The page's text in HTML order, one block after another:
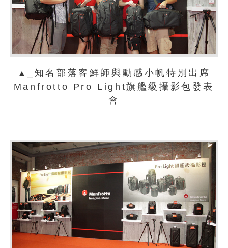
▲
_知名部落客鮮師與動感小帆特別出席
Manfrotto Pro Light旗艦級攝影包發表
會